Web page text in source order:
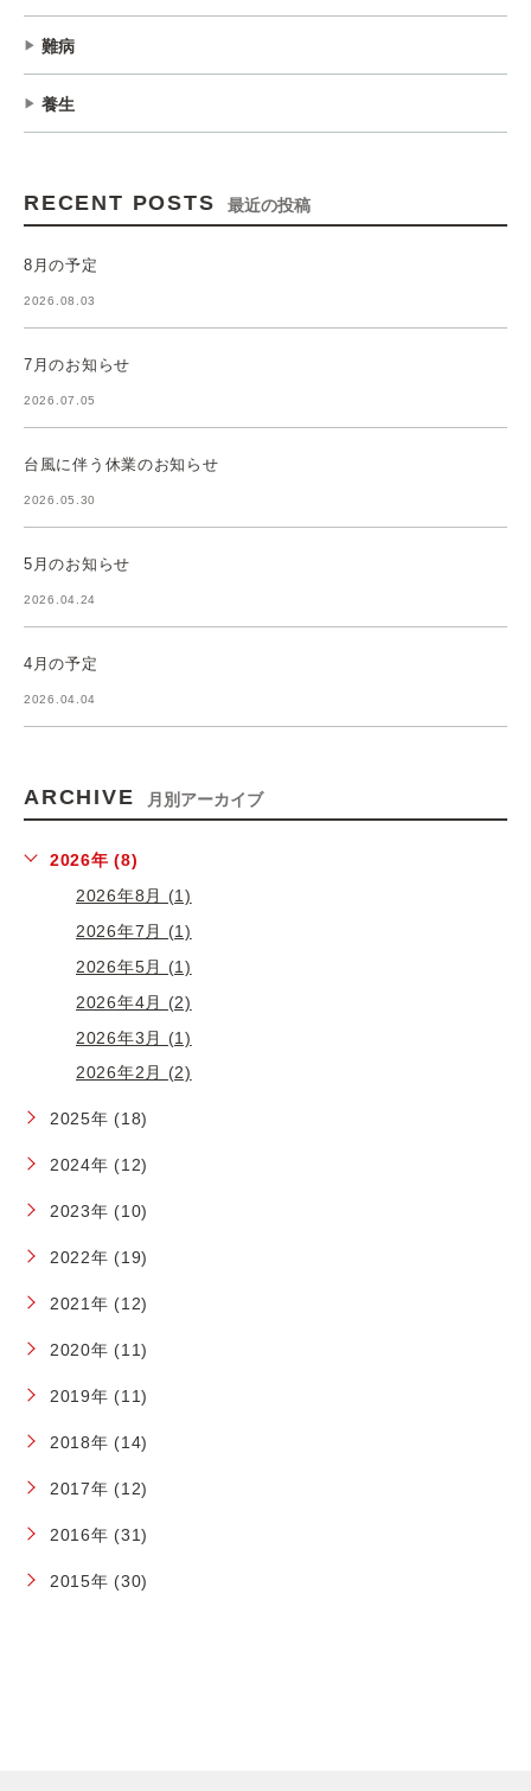
難病
養生
RECENT POSTS 最近の投稿
8月の予定
2026.08.03
7月のお知らせ
2026.07.05
台風に伴う休業のお知らせ
2026.05.30
5月のお知らせ
2026.04.24
4月の予定
2026.04.04
ARCHIVE 月別アーカイブ
2026年 (8)
2026年8月 (1)
2026年7月 (1)
2026年5月 (1)
2026年4月 (2)
2026年3月 (1)
2026年2月 (2)
2025年 (18)
2024年 (12)
2023年 (10)
2022年 (19)
2021年 (12)
2020年 (11)
2019年 (11)
2018年 (14)
2017年 (12)
2016年 (31)
2015年 (30)